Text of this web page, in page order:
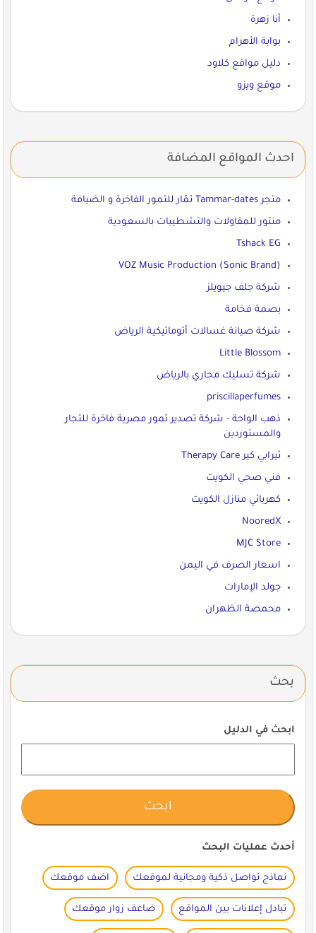
أنا زهرة
بوابة الأهرام
دليل مواقع كلاود
موقع ويزو
احدث المواقع المضافة
متجر Tammar-dates تمّار للتمور الفاخرة و الضيافة
منتور للمقاولات والتشطيبات بالسعودية
Tshack EG
VOZ Music Production (Sonic Brand)
شركة جلف جيويلز
بصمة فخامة
شركة صيانة غسالات أتوماتيكية الرياض
Little Blossom
شركة تسليك مجاري بالرياض
priscillaperfumes
ذهب الواحة - شركة تصدير تمور مصرية فاخرة للتجار
والمستوردين
ثيرابي كير Therapy Care
فني صحي الكويت
كهربائي منازل الكويت
NooredX
MJC Store
اسعار الصرف في اليمن
جولد الإمارات
محمصة الظهران
بحث
ابحث في الدليل
أحدث عمليات البحث
نماذج تواصل ذكية ومجانية لموقعك اضف موقعك
تبادل إعلانات بين المواقع ضاعف زوار موقعك